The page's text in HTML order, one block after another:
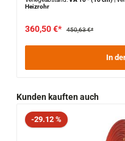
Heizrohr
360,50 €* 450,63 €*
In
Produktgalerie überspringen
Kunden kauften auch
Rabatt
-29.12 %